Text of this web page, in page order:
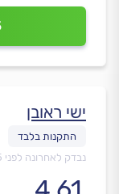
ישי ראובן
נבדק לאחרונה לפני 5 ימים